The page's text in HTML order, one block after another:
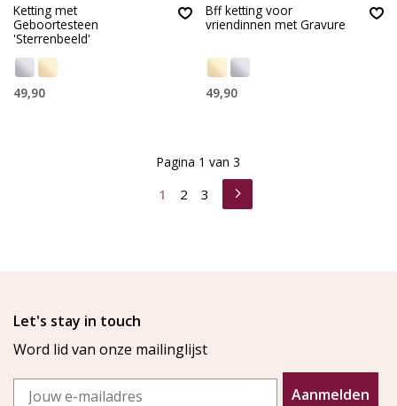
Ketting met
Geboortesteen
'Sterrenbeeld'
49,90
Bff ketting voor
vriendinnen met Gravure
49,90
1 2 3
Pagina 1 van 3
Let's stay in touch
Word lid van onze mailinglijst
Email
Aanmelden